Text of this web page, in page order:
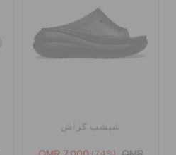
شبشب كراش